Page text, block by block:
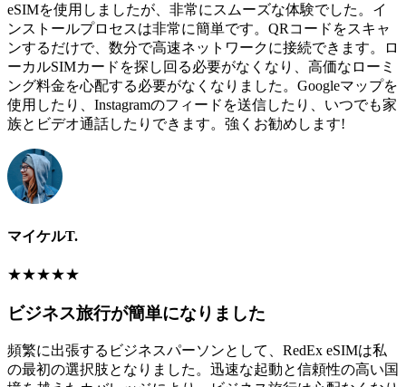
eSIMを使用しましたが、非常にスムーズな体験でした。イ
ンストールプロセスは非常に簡単です。QRコードをスキャ
ンするだけで、数分で高速ネットワークに接続できます。ロ
ーカルSIMカードを探し回る必要がなくなり、高価なローミ
ング料金を心配する必要がなくなりました。Googleマップを
使用したり、Instagramのフィードを送信したり、いつでも家
族とビデオ通話したりできます。強くお勧めします!
マイケルT.
★★★★★
ビジネス旅行が簡単になりました
頻繁に出張するビジネスパーソンとして、RedEx eSIMは私
の最初の選択肢となりました。迅速な起動と信頼性の高い国